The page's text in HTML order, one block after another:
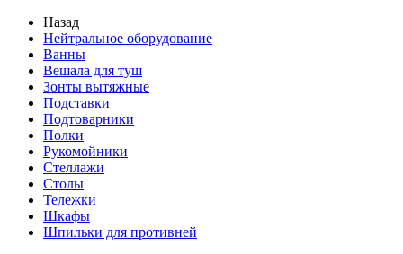
Назад
Нейтральное оборудование
Ванны
Вешала для туш
Зонты вытяжные
Подставки
Подтоварники
Полки
Рукомойники
Стеллажи
Столы
Тележки
Шкафы
Шпильки для противней